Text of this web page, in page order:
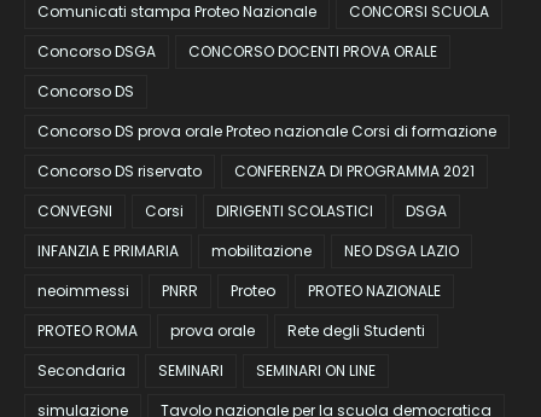
Comunicati stampa Proteo Nazionale
CONCORSI SCUOLA
Concorso DSGA
CONCORSO DOCENTI PROVA ORALE
Concorso DS
Concorso DS prova orale Proteo nazionale Corsi di formazione
Concorso DS riservato
CONFERENZA DI PROGRAMMA 2021
CONVEGNI
Corsi DIRIGENTI SCOLASTICI
DSGA
INFANZIA E PRIMARIA
mobilitazione
NEO DSGA LAZIO
neoimmessi
PNRR Proteo
PROTEO NAZIONALE
PROTEO ROMA
prova orale
Rete degli Studenti
Secondaria
SEMINARI
SEMINARI ON LINE
simulazione
Tavolo nazionale per la scuola democratica